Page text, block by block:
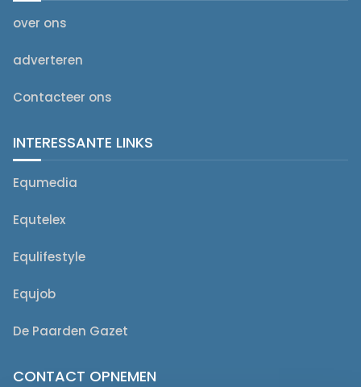
over ons
adverteren
Contacteer ons
INTERESSANTE LINKS
Equmedia
Equtelex
Equlifestyle
Equjob
De Paarden Gazet
CONTACT OPNEMEN